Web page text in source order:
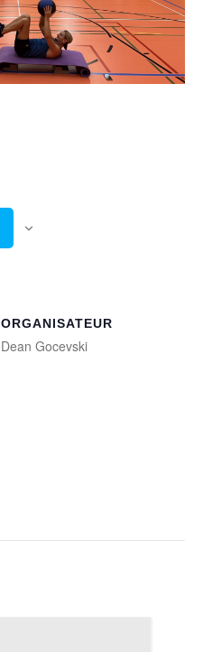
ORGANISATEUR
Dean Gocevski